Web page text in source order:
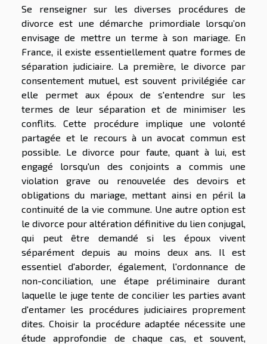
Se renseigner sur les diverses procédures de
divorce est une démarche primordiale lorsqu’on
envisage de mettre un terme à son mariage. En
France, il existe essentiellement quatre formes de
séparation judiciaire. La première, le divorce par
consentement mutuel, est souvent privilégiée car
elle permet aux époux de s'entendre sur les
termes de leur séparation et de minimiser les
conflits. Cette procédure implique une volonté
partagée et le recours à un avocat commun est
possible. Le divorce pour faute, quant à lui, est
engagé lorsqu'un des conjoints a commis une
violation grave ou renouvelée des devoirs et
obligations du mariage, mettant ainsi en péril la
continuité de la vie commune. Une autre option est
le divorce pour altération définitive du lien conjugal,
qui peut être demandé si les époux vivent
séparément depuis au moins deux ans. Il est
essentiel d'aborder, également, l'ordonnance de
non-conciliation, une étape préliminaire durant
laquelle le juge tente de concilier les parties avant
d'entamer les procédures judiciaires proprement
dites. Choisir la procédure adaptée nécessite une
étude approfondie de chaque cas, et souvent,